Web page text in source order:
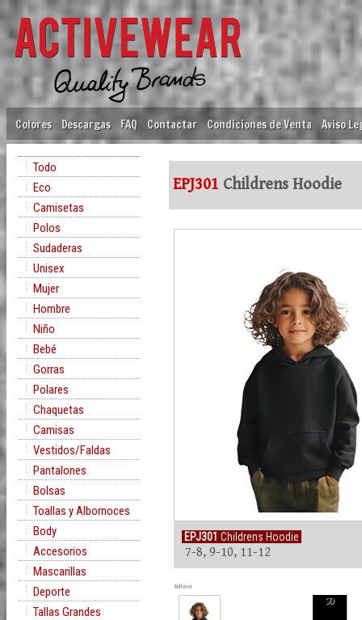
Colores Descargas FAQ Contactar Condiciones de Venta Aviso
Todo
Eco
Camisetas
Polos
Sudaderas
Unisex
Mujer
Hombre
Niño
Bebé
Gorras
Polares
Chaquetas
Camisas
Vestidos/Faldas
Pantalones
Bolsas
Toallas y Albornoces
Body
Accesorios
Mascarillas
Deporte
Tallas Grandes
EPJ301 Childrens Hoodie
EPJ301 Childrens Hoodie
7-8, 9-10, 11-12
Rollover
SD